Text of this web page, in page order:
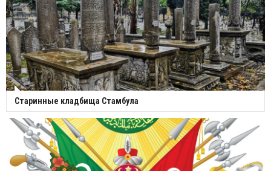
Старинные кладбища Стамбула